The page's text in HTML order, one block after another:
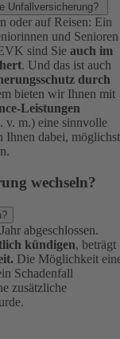
Unfallversicherung?
oder auf Reisen: Ein
und Senioren
sind Sie auch im
. Und das ist auch
durch
bieten wir Ihnen mit
Leistungen
v. m.) eine sinnvolle
Ihnen dabei, möglichst
wechseln?
abgeschlossen.
kündigen, beträgt
Die Möglichkeit
Schadenfall
zusätzliche